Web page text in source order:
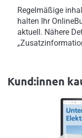
Regelmäßige
halten Ihr
aktuell. Nähere
Kund:innen